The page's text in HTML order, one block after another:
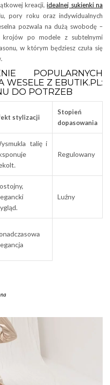
kreacji,idealnej sukienki na
pory roku oraz indywidualnych
pozwala na dużą swobodę –
krojów po modele z subtelnymi
w którym będziesz czuła się
POPULARNYCH
WESELE Z EBUTIK.PL:
DO POTRZEB
stylizacji
Stopień
dopasowania
talię i
Regulowany
Luźny